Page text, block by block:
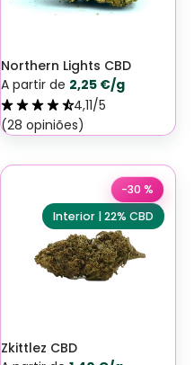
Northern Lights CBD
A partir de 2,25 €/g
4,11/5
(28 opiniões)
Interior | 22% CBD
-30 %
Zkittlez CBD